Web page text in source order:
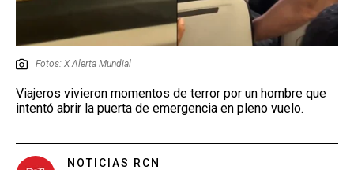
Fotos: X Alerta Mundial
Viajeros vivieron momentos de terror por un hombre que
intentó abrir la puerta de emergencia en pleno vuelo.
NOTICIAS RCN